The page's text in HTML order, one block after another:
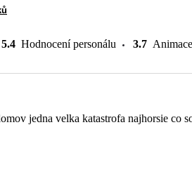
5.4 Hodnocení personálu 3.7 Animace
jedna velka katastrofa najhorsie co